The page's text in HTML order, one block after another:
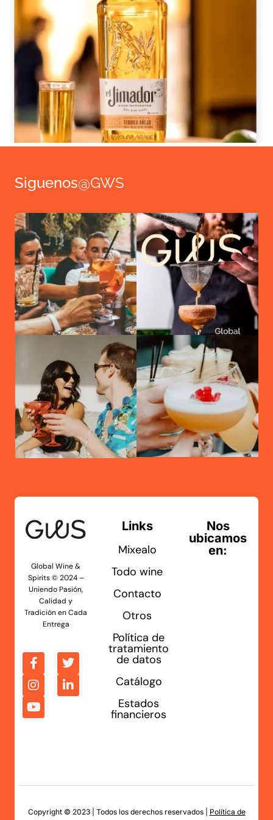
Siguenos@GWS
Global Wine &
Spirits © 2024 –
Uniendo Pasión,
Calidad y
Tradición en Cada
Entrega
Links
Mixealo
Todo wine
Contacto
Otros
Política de
tratamiento
de datos
Catálogo
Estados
financieros
Nos
ubicamos
en:
Copyright © 2023 | Todos los derechos reservados | Política de